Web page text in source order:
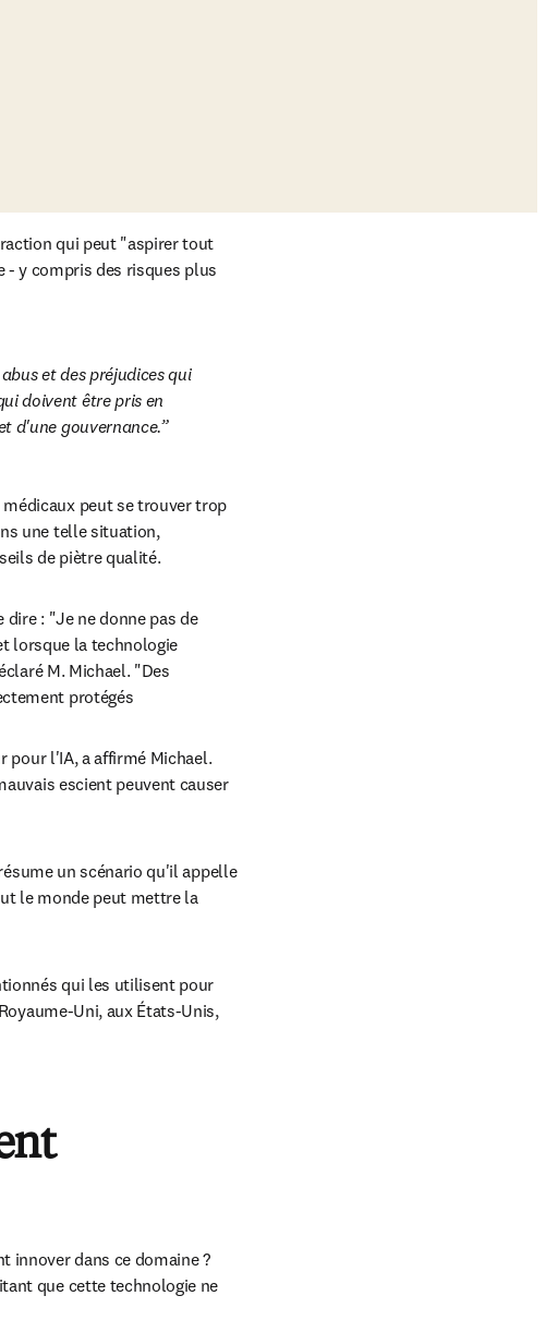
qui peut "aspirer tout
- y compris des risques plus
et des préjudices qui
doivent être pris en
d'une gouvernance.
peut se trouver trop
une telle situation,
de piètre qualité.
: "Je ne donne pas de
lorsque la technologie
M. Michael. "Des
protégés
pour l'IA, a affirmé Michael.
escient peuvent causer
un scénario qu'il appelle
le monde peut mettre la
qui les utilisent pour
Uni, aux États-Unis,
innover dans ce domaine ?
que cette technologie ne